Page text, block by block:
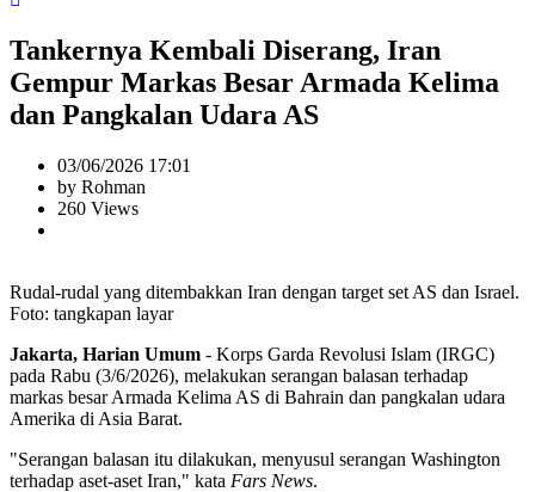
Tankernya Kembali Diserang, Iran
Gempur Markas Besar Armada Kelima
dan Pangkalan Udara AS
03/06/2026 17:01
by Rohman
260 Views
Rudal-rudal yang ditembakkan Iran dengan target set AS dan Israel.
Foto: tangkapan layar
Jakarta, Harian Umum - Korps Garda Revolusi Islam (IRGC)
pada Rabu (3/6/2026), melakukan serangan balasan terhadap
markas besar Armada Kelima AS di Bahrain dan pangkalan udara
Amerika di Asia Barat.
"Serangan balasan itu dilakukan, menyusul serangan Washington
terhadap aset-aset Iran," kata Fars News.